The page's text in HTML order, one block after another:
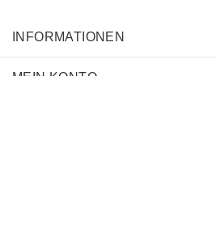
INFORMATIONEN
MEIN KONTO